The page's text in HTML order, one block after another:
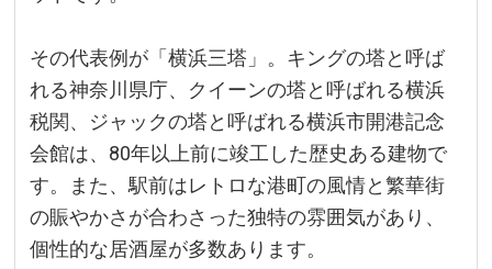
その代表例が「横浜三塔」。キングの塔と呼ば
れる神奈川県庁、クイーンの塔と呼ばれる横浜
税関、ジャックの塔と呼ばれる横浜市開港記念
会館は、80年以上前に竣工した歴史ある建物で
す。また、駅前はレトロな港町の風情と繁華街
の賑やかさが合わさった独特の雰囲気があり、
個性的な居酒屋が多数あります。